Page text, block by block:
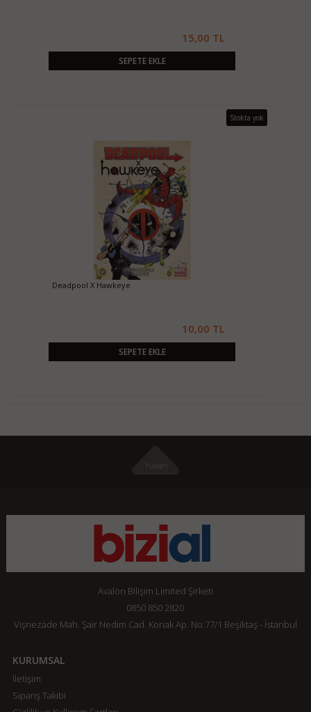
15,00 TL
SEPETE EKLE
Stokta yok
Deadpool X Hawkeye
10,00 TL
SEPETE EKLE
Avalon Bilişim Limited Şirketi
0850 850 2820
Vişnezade Mah. Şair Nedim Cad. Konak Ap. No:77/1 Beşiktaş - İstanbul
KURUMSAL
İletişim
Sipariş Takibi